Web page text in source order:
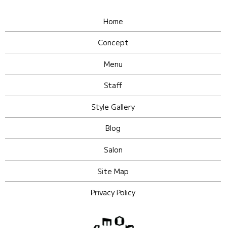
Home
Concept
Menu
Staff
Style Gallery
Blog
Salon
Site Map
Privacy Policy